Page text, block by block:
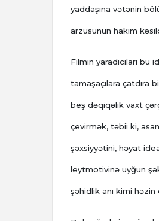
yaddaşına vətənin
arzusunun hakim
Filmin yaradıcıları
tamaşaçılara çatdıra
beş dəqiqəlik vaxt
çevirmək, təbii ki,
şəxsiyyətini, həyat
leytmotivinə uyğun
şəhidlik anı kimi